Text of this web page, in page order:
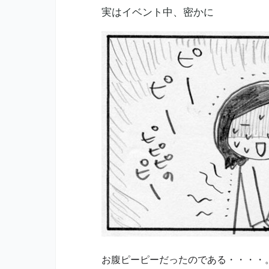
実はイベント中、 密かに
お腹ピーピーだったのである・・・・